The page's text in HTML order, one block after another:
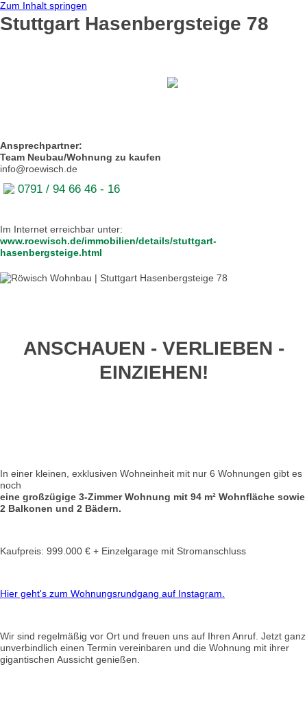
Zum Inhalt springen
Stuttgart Hasenbergsteige 78
Ansprechpartner:
Team Neubau/Wohnung zu kaufen
info@roewisch.de
0791 / 94 66 46 - 16
Im Internet erreichbar unter:
www.roewisch.de/immobilien/details/stuttgart-
hasenbergsteige.html
ANSCHAUEN - VERLIEBEN -
EINZIEHEN!
In einer kleinen, exklusiven Wohneinheit mit nur 6 Wohnungen gibt es
noch
eine großzügige 3-Zimmer Wohnung mit 94 m² Wohnfläche sowie
2 Balkonen und 2 Bädern.
Kaufpreis: 999.000 € + Einzelgarage mit Stromanschluss
Hier geht's zum Wohnungsrundgang auf Instagram.
Wir sind regelmäßig vor Ort und freuen uns auf Ihren Anruf. Jetzt ganz
unverbindlich einen Termin vereinbaren und die Wohnung mit ihrer
gigantischen Aussicht genießen.